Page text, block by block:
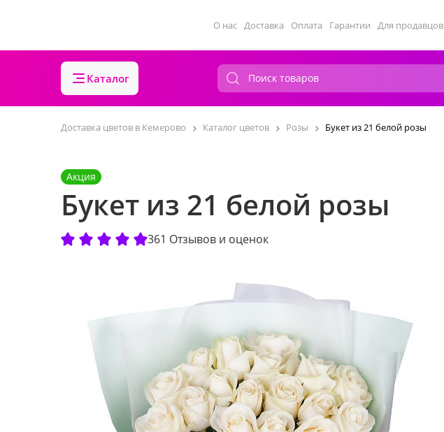
О нас Доставка Оплата Гарантии Для продавцов
Каталог
Доставка цветов в Кемерово Каталог цветов Розы Букет из 21 белой розы
Акция
Букет из 21 белой розы
361 Отзывов и оценок